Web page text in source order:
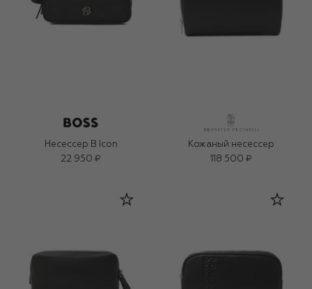
Несессер B Icon
22 950 ₽
Кожаный несессер
118 500 ₽